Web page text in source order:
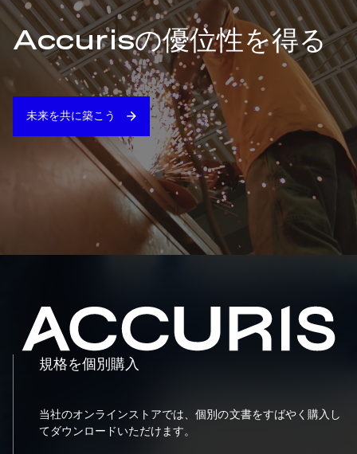
Accurisの優位性を得る
未来を共に築こう
規格を個別購入
当社のオンラインストアでは、個別の文書をすばやく購入し
てダウンロードいただけます。